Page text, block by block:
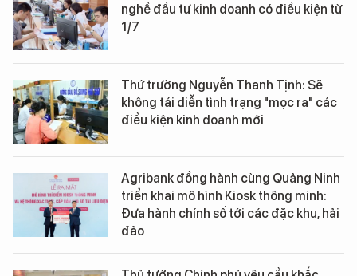
nghề đầu tư kinh doanh có điều kiện từ
1/7
Thứ trưởng Nguyễn Thanh Tịnh: Sẽ
không tái diễn tình trạng "mọc ra" các
điều kiện kinh doanh mới
Agribank đồng hành cùng Quảng Ninh
triển khai mô hình Kiosk thông minh:
Đưa hành chính số tới các đặc khu, hải
đảo